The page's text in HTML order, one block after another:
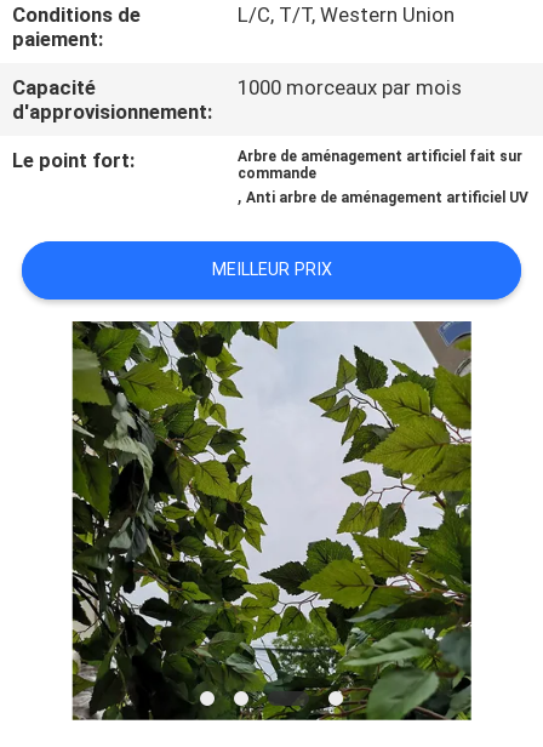
CONTRÔLE
QUALITÉ
NOUS
NOUVELLES
AFFAIRES
DEMANDEZ
DEVIS
PLAN
Conditions de
paiement:
L/C, T/T, Western Union
Capacité
d'approvisionnement:
1000 morceaux par mois
Le point fort:
Arbre de aménagement artificiel fait sur
commande
,Anti arbre de aménagement artificiel UV
MEILLEUR PRIX